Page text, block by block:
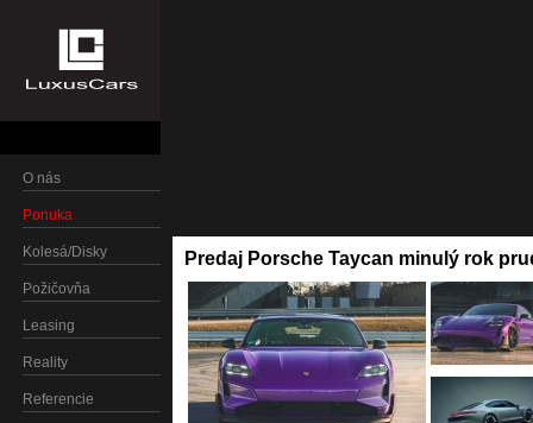
O nás
Ponuka
Kolesá/Disky
Požičovňa
Leasing
Reality
Referencie
Predaj Porsche Taycan minulý rok